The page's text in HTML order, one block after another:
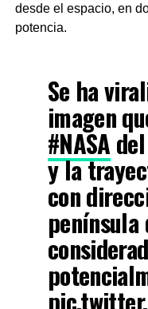
desde el espacio, en
potencia.
Se ha
imagen
#NASA
y la
con
península